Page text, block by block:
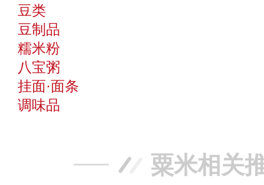
豆类
豆制品
糯米粉
八宝粥
挂面·面条
调味品
粟米相关